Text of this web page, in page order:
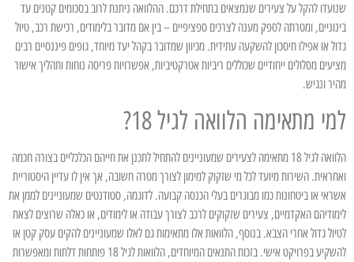
שנועדו להקל על צעירים שנמצאים בתחילת דרכם. ההלוואה ניתנת לרוב בסכומים קטנים עד
בינוניים, ומטרתה לספק מענה לצרכים ספציפיים – בין אם מדובר בלימודים, רכישת רכב, טיול
גדול או אפילו חיסכון להשקעה עתידית. מכיוון שמדובר בקהל יעד מיוחד, גופים פיננסיים רבים
מציעים מסלולים ייחודיים שכוללים ריביות אטרקטיביות, אפשרויות פריסה נוחות ותהליך אישור
מהיר ונגיש.
למי מתאימה הלוואה לגיל 18?
הלוואה לגיל 18 מתאימה לצעירים שמעוניינים להתחיל לתכנן את חייהם הכלכליים בצורה חכמה
ואחראית. השירות מיועד לכל מי שזקוק למימון לצורך מטרה חשובה, אך אין לו עדיין היסטוריית
אשראי או ביטחונות כמו מבוגרים בעלי הכנסה קבועה. לדוגמה, סטודנטים שמעוניינים לממן את
לימודיהם האקדמיים, צעירים שזקוקים לרכב לצורך עבודה או לימודים, או כאלה שרוצים לצאת
לטיול גדול אחרי הצבא. בנוסף, הלוואות אלו מתאימות גם לאלו שמעוניינים להקים עסק קטן או
להשקיע בפרויקט אישי. בזכות התנאים המיוחדים, הלוואות לגיל 18 פותחות דלתות ומאפשרות